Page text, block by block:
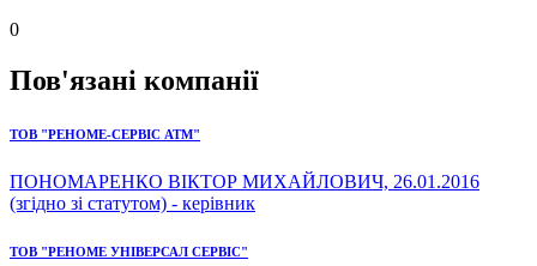
0
Пов'язані компанії
ТОВ "РЕНОМЕ-СЕРВІС АТМ"
ПОНОМАРЕНКО ВІКТОР МИХАЙЛОВИЧ, 26.01.2016
(згідно зі статутом) - керівник
ТОВ "РЕНОМЕ УНІВЕРСАЛ СЕРВІС"